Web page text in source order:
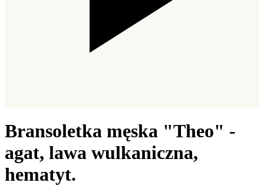
Bransoletka męska "Theo" -
agat, lawa wulkaniczna,
hematyt.